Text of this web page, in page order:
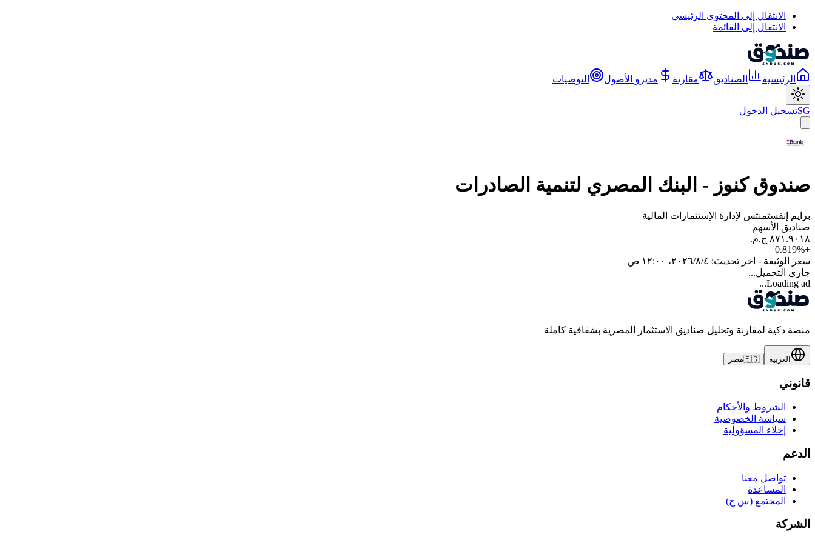
الانتقال إلى المحتوى الرئيسي
الانتقال إلى القائمة
الرئيسية الصناديق مقارنة مديرو الأصول التوصيات
SGتسجيل الدخول
صندوق كنوز - البنك المصري لتنمية الصادرات
برايم إنفستمنتس لإدارة الإستثمارات المالية
صناديق الأسهم
+
0.819%
سعر الوثيقة - اخر تحديث: ٤‏/٨‏/٢٠٢٦، ١٢:٠٠ ص
جاري التحميل...
Loading ad...
منصة ذكية لمقارنة وتحليل صناديق الاستثمار المصرية بشفافية كاملة
العربية 🇪🇬مصر
قانوني
الشروط والأحكام
سياسة الخصوصية
إخلاء المسؤولية
الدعم
تواصل معنا
المساعدة
المجتمع (س ج)
الشركة